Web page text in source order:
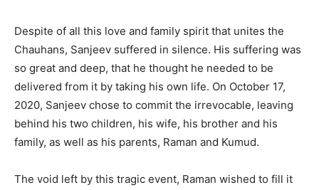
Despite of all this love and family spirit that unites the
Chauhans, Sanjeev suffered in silence. His suffering was
so great and deep, that he thought he needed to be
delivered from it by taking his own life. On October 17,
2020, Sanjeev chose to commit the irrevocable, leaving
behind his two children, his wife, his brother and his
family, as well as his parents, Raman and Kumud.
The void left by this tragic event, Raman wished to fill it